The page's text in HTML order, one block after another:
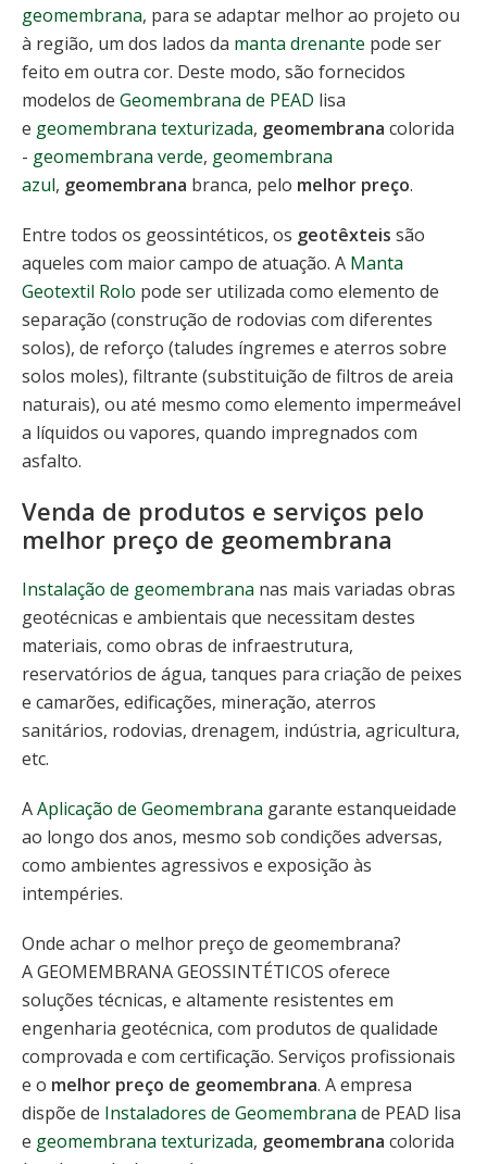
geomembrana, para se adaptar melhor ao projeto ou
à região, um dos lados da manta drenante pode ser
feito em outra cor. Deste modo, são fornecidos
modelos de Geomembrana de PEAD lisa
e geomembrana texturizada, geomembrana colorida
- geomembrana verde, geomembrana
azul, geomembrana branca, pelo melhor preço.
Entre todos os geossintéticos, os geotêxteis são
aqueles com maior campo de atuação. A Manta
Geotextil Rolo pode ser utilizada como elemento de
separação (construção de rodovias com diferentes
solos), de reforço (taludes íngremes e aterros sobre
solos moles), filtrante (substituição de filtros de areia
naturais), ou até mesmo como elemento impermeável
a líquidos ou vapores, quando impregnados com
asfalto.
Venda de produtos e serviços pelo
melhor preço de geomembrana
Instalação de geomembrana nas mais variadas obras
geotécnicas e ambientais que necessitam destes
materiais, como obras de infraestrutura,
reservatórios de água, tanques para criação de peixes
e camarões, edificações, mineração, aterros
sanitários, rodovias, drenagem, indústria, agricultura,
etc.
AAplicação de Geomembrana garante estanqueidade
ao longo dos anos, mesmo sob condições adversas,
como ambientes agressivos e exposição às
intempéries.
Onde achar o melhor preço de geomembrana?
A GEOMEMBRANA GEOSSINTÉTICOS oferece
soluções técnicas, e altamente resistentes em
engenharia geotécnica, com produtos de qualidade
comprovada e com certificação. Serviços profissionais
e o melhor preço de geomembrana. A empresa
dispõe de Instaladores de Geomembrana de PEAD lisa
e geomembrana texturizada, geomembrana colorida